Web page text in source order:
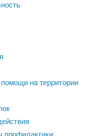
на территории
профилактики